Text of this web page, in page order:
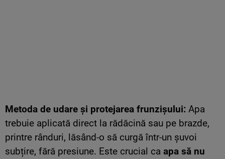
Metoda de udare și protejarea frunzișului: Apa
trebuie aplicată direct la rădăcină sau pe brazde,
printre rânduri, lăsând-o să curgă într-un șuvoi
subțire, fără presiune. Este crucial ca apa să nu